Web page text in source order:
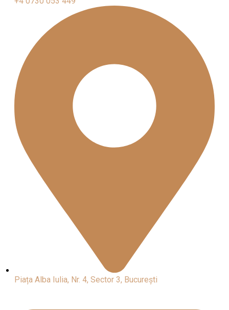
Piața Alba Iulia, Nr. 4, Sector 3, București